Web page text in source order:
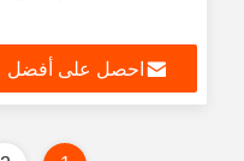
احصل على أفضل